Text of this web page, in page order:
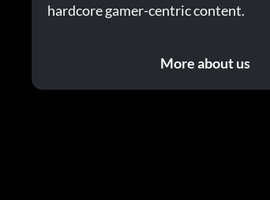
hardcore gamer-centric content.
More about us